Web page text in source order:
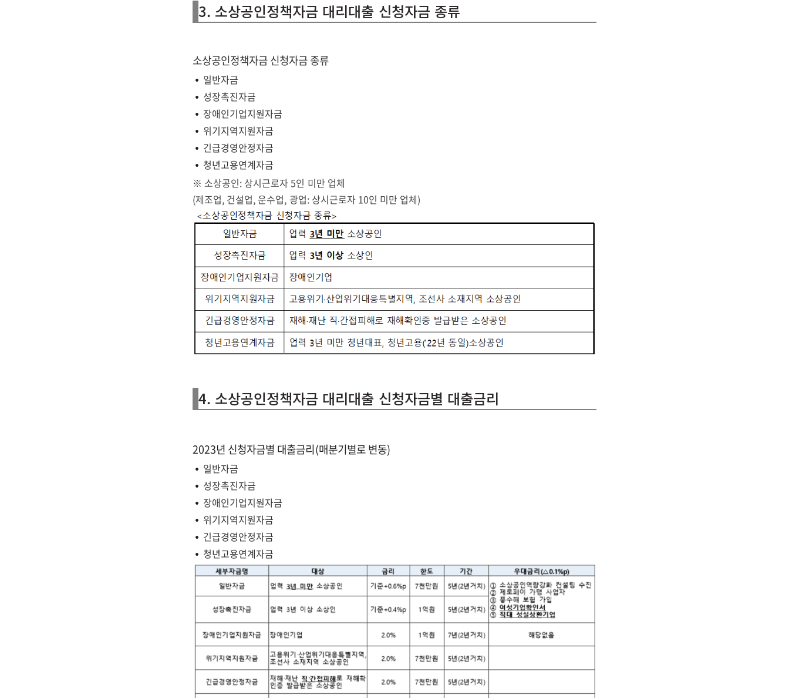
3. 소상공인정책자금 대리대출 신청자금 종류
소상공인정책자금 신청자금 종류
일반자금
성장촉진자금
장애인기업지원자금
위기지역지원자금
긴급경영안정자금
청년고용연계자금
※ 소상공인: 상시근로자 5인 미만 업체
(제조업, 건설업, 운수업, 광업: 상시근로자 10인 미만 업체)
4. 소상공인정책자금 대리대출 신청자금별 대출금리
2023년 신청자금별 대출금리(매분기별로 변동)
일반자금
성장촉진자금
장애인기업지원자금
위기지역지원자금
긴급경영안정자금
청년고용연계자금